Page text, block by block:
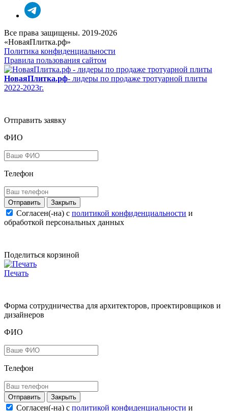
Все права защищены. 2019-2026
«НоваяПлитка.рф»
Политика конфиденциальности
Правила пользования сайтом
НоваяПлитка.рф- лидеры по продаже тротуарной плиты
2022-2023г.
Отправить заявку
ФИО
Телефон
Закрыть
Согласен(-на) c политикой конфиденциальности и
обработкой персональных данных
Поделиться корзиной
Печать
Форма сотрудничества для архитекторов, проектировщиков и
дизайнеров
ФИО
Телефон
Закрыть
Согласен(-на) c политикой конфиденциальности и